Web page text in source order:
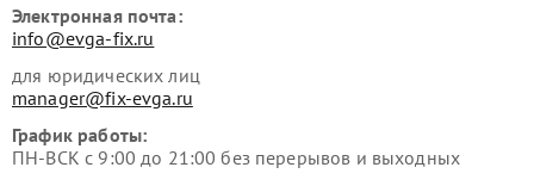
Электронная почта:
info@evga-fix.ru
для юридических лиц
manager@fix-evga.ru
График работы:
ПН-ВСК с 9:00 до 21:00 без перерывов и выходных